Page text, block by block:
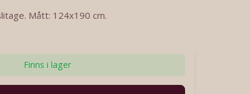
Mått: 124x190 cm.
Finns i lager